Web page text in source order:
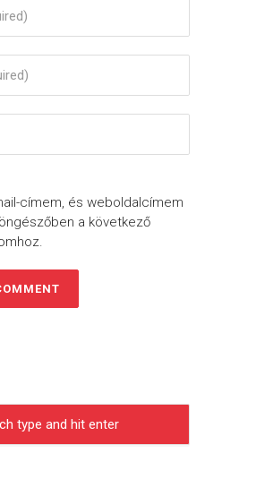
címem, és weboldalcímem
a következő